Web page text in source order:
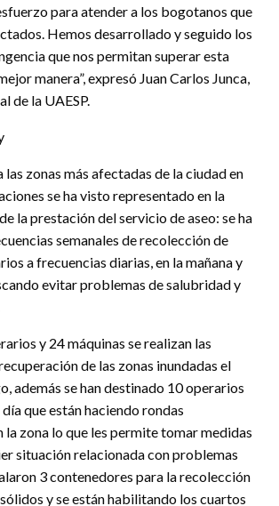
para atender a los bogotanos que
Hemos desarrollado y seguido los
que nos permitan superar esta
manera”, expresó Juan Carlos Junca,
de la UAESP.
las zonas más afectadas de la ciudad en
se ha visto representado en la
la prestación del servicio de aseo: se ha
semanales de recolección de
a frecuencias diarias, en la mañana y
evitar problemas de salubridad y
y 24 máquinas se realizan las
de las zonas inundadas el
además se han destinado 10 operarios
que están haciendo rondas
la zona lo que les permite tomar medidas
situación relacionada con problemas
3 contenedores para la recolección
y se están habilitando los cuartos